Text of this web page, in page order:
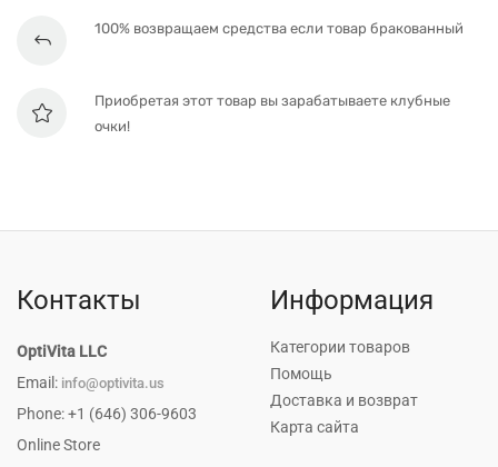
100% возвращаем средства если товар бракованный
Приобретая этот товар вы зарабатываете клубные
очки!
Контакты
OptiVita LLC
Email: info@optivita.us
Phone: +1 (646) 306-9603
Online Store
Информация
Категории товаров
Помощь
Доставка и возврат
Карта сайта